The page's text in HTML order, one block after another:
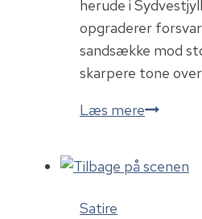
herude i
opgraderer
sandsække mod
skarpere tone
Læs mere
ikke
Satire